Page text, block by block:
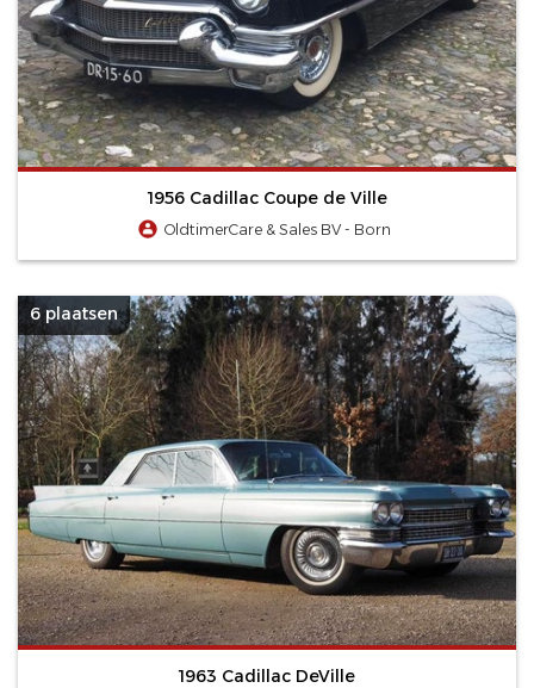
1956 Cadillac Coupe de Ville
OldtimerCare & Sales BV - Born
6 plaatsen
1963 Cadillac DeVille